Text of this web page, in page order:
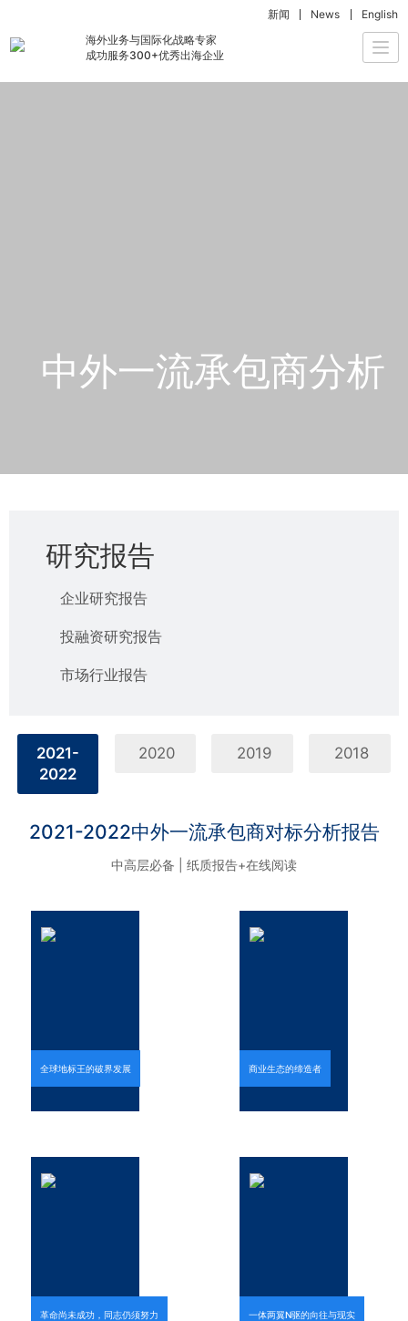
海外业务与国际化战略专家
成功服务300+优秀出海企业
新闻 News English
中外一流承包商分析
研究报告
企业研究报告
投融资研究报告
市场行业报告
2021-
2022
2020 2019 2018
2021-2022中外一流承包商对标分析报告
中高层必备 | 纸质报告+在线阅读
全球地标王的破界发展 商业生态的缔造者
革命尚未成功，同志仍须努力 一体两翼N驱的向往与现实